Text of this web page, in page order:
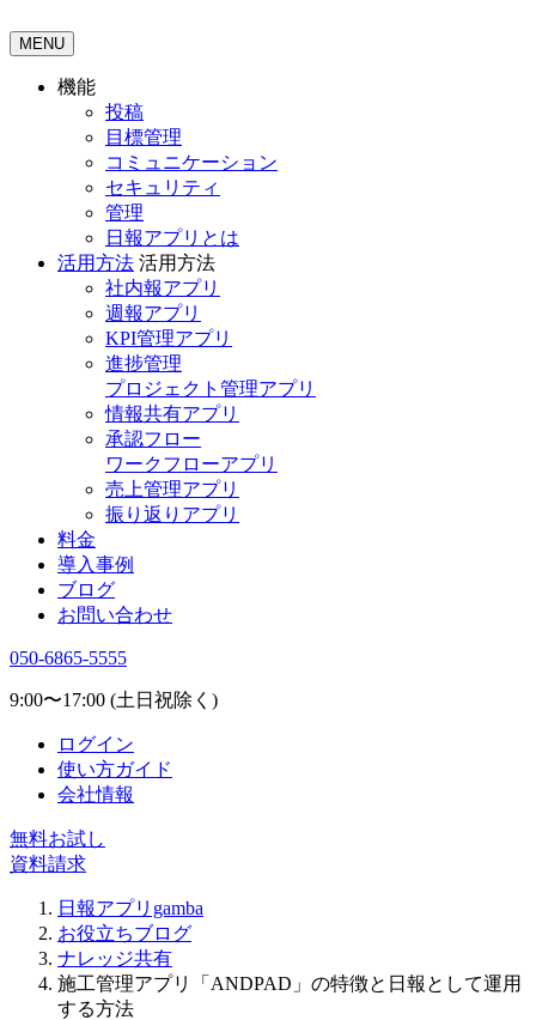
MENU
機能
投稿
目標管理
コミュニケーション
セキュリティ
管理
日報アプリとは
活用方法 活用方法
社内報アプリ
週報アプリ
KPI管理アプリ
進捗管理
プロジェクト管理アプリ
情報共有アプリ
承認フロー
ワークフローアプリ
売上管理アプリ
振り返りアプリ
料金
導入事例
ブログ
お問い合わせ
050-6865-5555
9:00〜17:00 (土日祝除く)
ログイン
使い方ガイド
会社情報
無料お試し
資料請求
日報アプリgamba
お役立ちブログ
ナレッジ共有
施工管理アプリ「ANDPAD」の特徴と日報として運用
する方法